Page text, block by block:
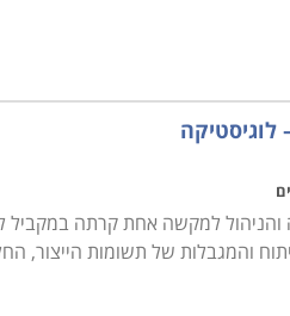
שאין לו כל רקע בתחום, יוכל
ולהשתלב במחלקות הרכש
בכל רחבי הארץ: חיפה, תל אביב ,
לוגיסטיקה
למקשה אחת קרתה במקביל
והמגבלות של תשומות הייצור,